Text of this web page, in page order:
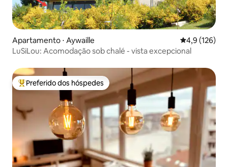
Apartamento ⋅ Aywaille 4,9 de uma
4,9 (126)
LuSiLou: Acomodação sob chalé - vista excepcional
Entre os melhores preferidos dos hóspedes
Preferido dos hóspedes